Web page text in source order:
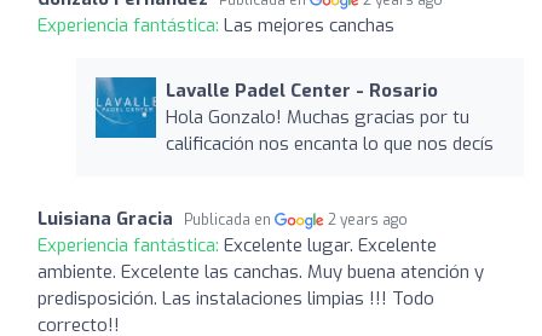
Experiencia fantástica: Las mejores canchas
Lavalle Padel Center - Rosario
Hola Gonzalo! Muchas gracias por tu
calificación nos encanta lo que nos decís
Luisiana Gracia Publicada en 2 years ago
Experiencia fantástica: Excelente lugar. Excelente
ambiente. Excelente las canchas. Muy buena atención y
predisposición. Las instalaciones limpias !!! Todo
correcto!!